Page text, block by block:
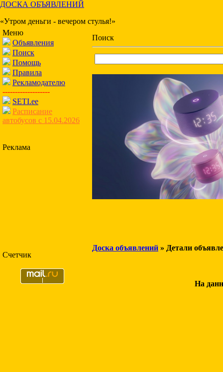
ДОСКА ОБЪЯВЛЕНИЙ
«Утром деньги - вечером стулья!»
Меню
Объявления
Поиск
Помощь
Правила
Рекламодателю
-------------------
SETI.ee
Расписание
автобусов с 15.04.2026
Реклама
Счетчик
Поиск
Доска объявлений » Детали
На